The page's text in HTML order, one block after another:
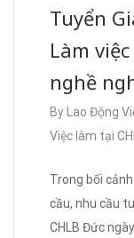
Tuyển
Làm
nghề
By Lao Động
Việc làm tại
Trong bối
cầu, nhu cầu
CHLB Đức